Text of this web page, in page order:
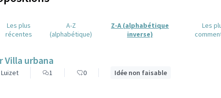
Les plus
récentes
A-Z
(alphabétique)
Z-A (alphabétique
inverse)
Les
Villa urbana
1 0 Idée non faisable